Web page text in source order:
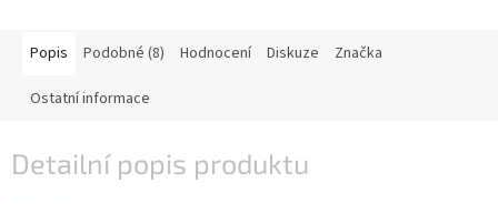
BiB
objem
Ostatní
vína
Popis Podobné (8) Hodnocení Diskuze Značka
Ostatní informace
Detailní popis produktu